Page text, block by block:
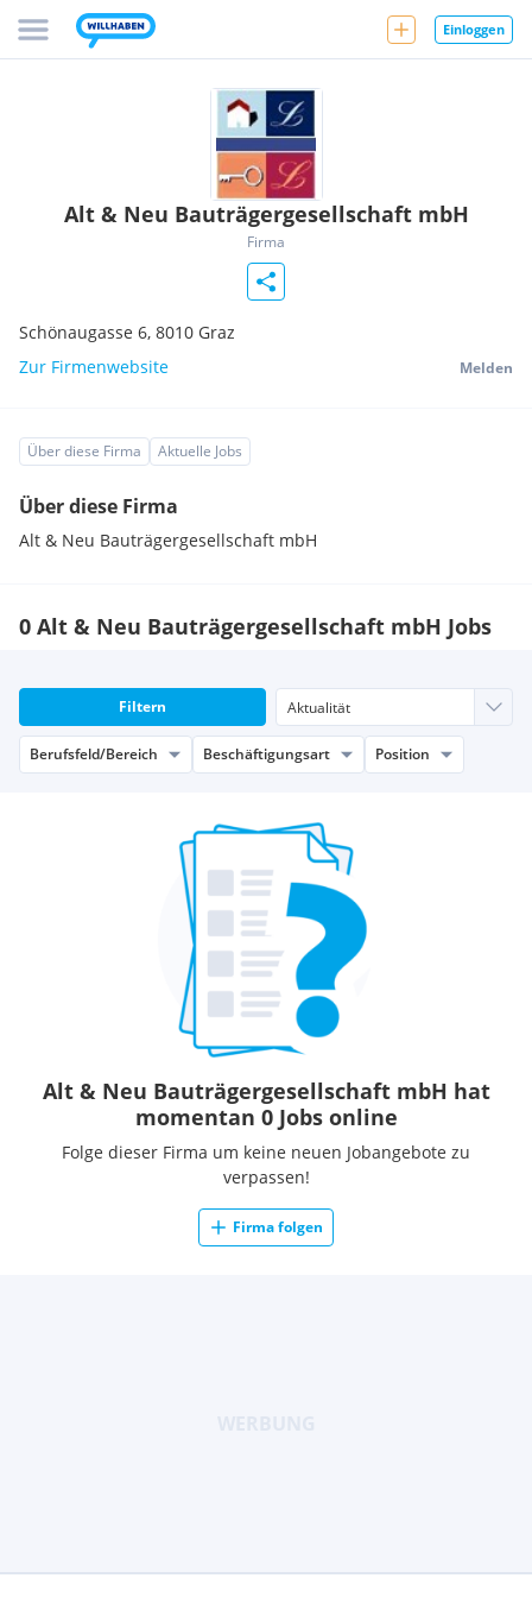
Einloggen
Alt & Neu Bauträgergesellschaft mbH
Firma
Schönaugasse 6, 8010 Graz
Zur Firmenwebsite
Melden
Über diese Firma Aktuelle Jobs
Über diese Firma
Alt & Neu Bauträgergesellschaft mbH
0 Alt & Neu Bauträgergesellschaft mbH Jobs
Filtern
Berufsfeld/Bereich Beschäftigungsart Position
Alt & Neu Bauträgergesellschaft mbH hat
momentan 0 Jobs online
Folge dieser Firma um keine neuen Jobangebote zu
verpassen!
Firma folgen